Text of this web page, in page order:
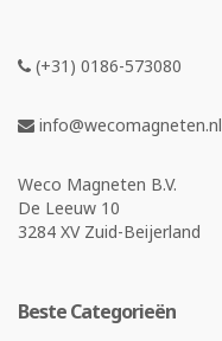
(+31) 0186-573080
info@wecomagneten.nl
Weco Magneten B.V.
De Leeuw 10
3284 XV Zuid-Beijerland
Beste Categorieën